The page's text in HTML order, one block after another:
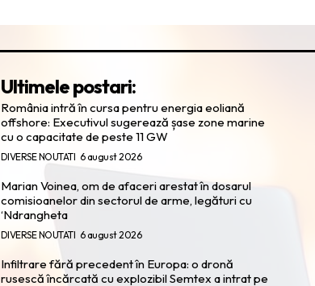
Ultimele postari:
România intră în cursa pentru energia eoliană
offshore: Executivul sugerează șase zone marine
cu o capacitate de peste 11 GW
DIVERSE NOUTATI 6 august 2026
Marian Voinea, om de afaceri arestat în dosarul
comisioanelor din sectorul de arme, legături cu
‘Ndrangheta
DIVERSE NOUTATI 6 august 2026
Infiltrare fără precedent în Europa: o dronă
rusescă încărcată cu explozibil Semtex a intrat pe